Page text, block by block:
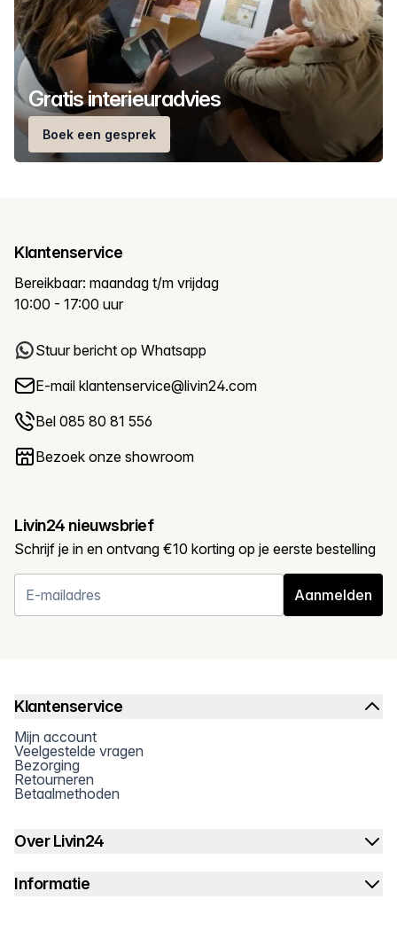
Gratis interieuradvies
Boek een gesprek
Klantenservice
Bereikbaar: maandag t/m vrijdag
10:00 - 17:00 uur
Stuur bericht op Whatsapp
E-mail klantenservice@livin24.com
Bel 085 80 81 556
Bezoek onze showroom
Livin24 nieuwsbrief
Schrijf je in en ontvang €10 korting op je eerste bestelling
Aanmelden
Klantenservice
Mijn account
Veelgestelde vragen
Bezorging
Retourneren
Betaalmethoden
Over Livin24
Informatie